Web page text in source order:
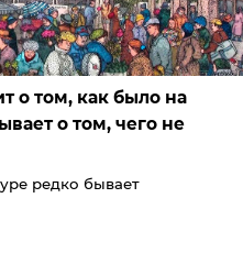
о том, как было на
о том, чего не
редко бывает